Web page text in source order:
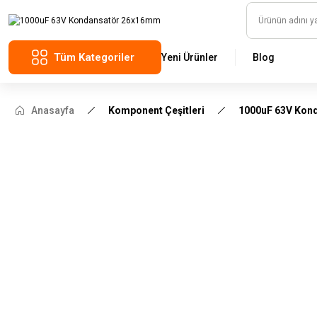
Tüm Kategoriler Yeni Ürünler Blog
Anasayfa Komponent Çeşitleri 1000uF 63V